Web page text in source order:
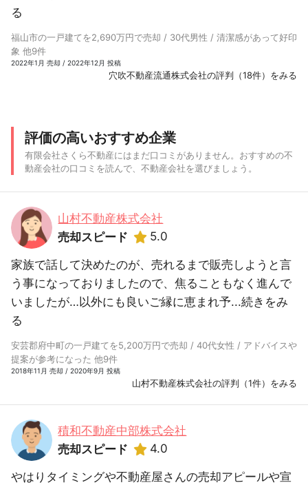
る
福山市の一戸建てを2,690万円で売却 / 30代男性 / 清潔感があって好印
象 他9件
2022年1月 売却 / 2022年12月 投稿
穴吹不動産流通株式会社の評判（18件）をみる
評価の高いおすすめ企業
有限会社さくら不動産にはまだ口コミがありません。おすすめの不
動産会社の口コミを読んで、不動産会社を選びましょう。
山村不動産株式会社
売却スピード
5.0
家族で話して決めたのが、売れるまで販売しようと言
う事になっておりましたので、焦ることもなく進んで
いましたが…以外にも良いご縁に恵まれ予...続きをみ
る
安芸郡府中町の一戸建てを5,200万円で売却 / 40代女性 / アドバイスや
提案が参考になった 他9件
2018年11月 売却 / 2020年9月 投稿
山村不動産株式会社の評判（1件）をみる
積和不動産中部株式会社
売却スピード
4.0
やはりタイミングや不動産屋さんの売却アピールや宣